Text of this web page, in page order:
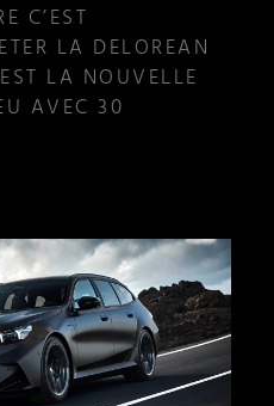
C’EST
LA DELOREAN
LA NOUVELLE
AVEC 30